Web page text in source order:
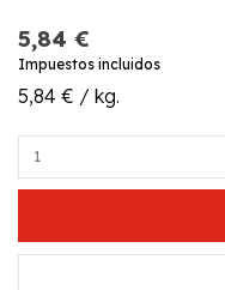
5,84 €
Impuestos incluidos
5,84 € / kg.